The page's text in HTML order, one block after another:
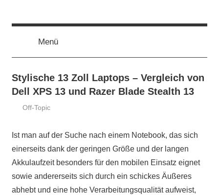
ssd-
ratgeber.de
Vergleich,
Kauftipp
Menü
Stylische 13 Zoll Laptops – Vergleich von
Dell XPS 13 und Razer Blade Stealth 13
Februar
ratgeber.de
Off-Topic
Ist man auf der Suche nach einem Notebook, das sich
einerseits dank der geringen Größe und der langen
Akkulaufzeit besonders für den mobilen Einsatz eignet
sowie andererseits sich durch ein schickes Äußeres
abhebt und eine hohe Verarbeitungsqualität aufweist,